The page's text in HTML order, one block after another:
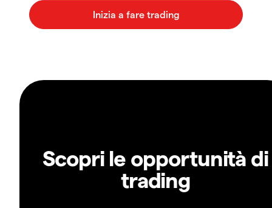
Scopri le opportunità di
trading